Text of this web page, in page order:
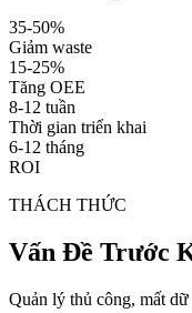
35-50%
Giảm waste
15-25%
Tăng OEE
8-12 tuần
Thời gian triển khai
6-12 tháng
ROI
THÁCH THỨC
Vấn Đề Trước
Quản lý thủ công, mất